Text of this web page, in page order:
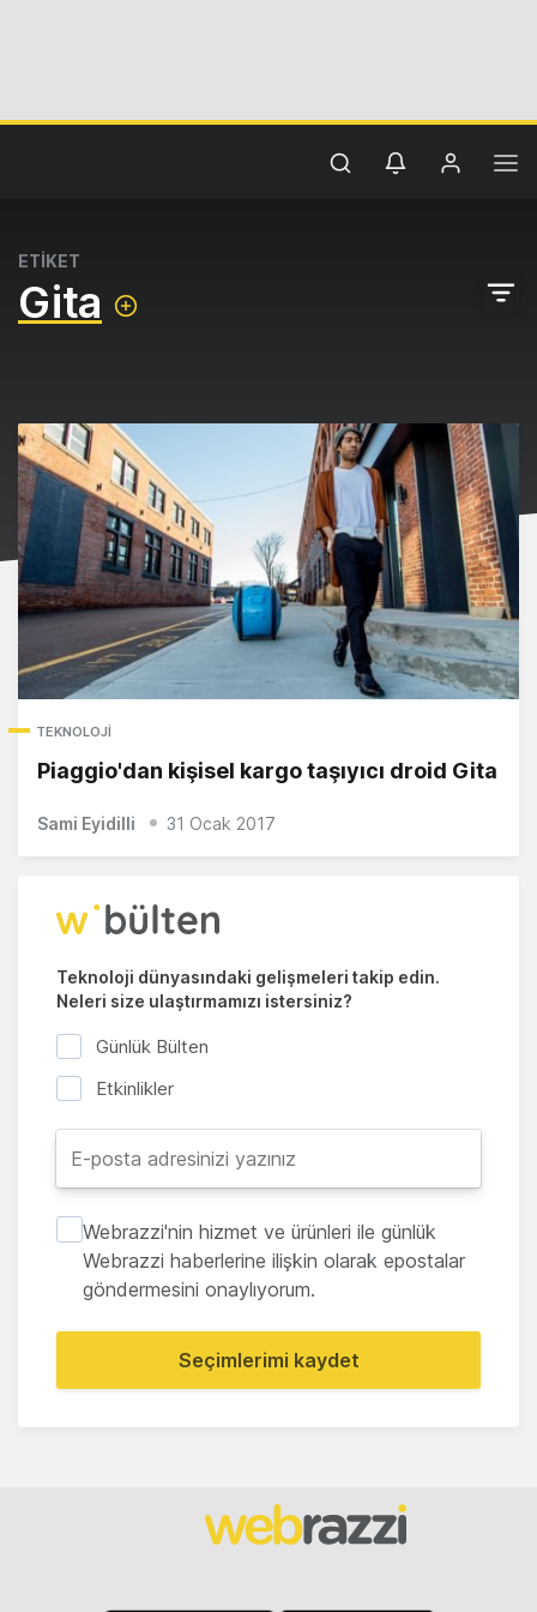
ETİKET
Gita
TEKNOLOJI
Piaggio'dan kişisel kargo taşıyıcı droid Gita
Sami Eyidilli 31 Ocak 2017
Teknoloji dünyasındaki gelişmeleri takip edin.
Neleri size ulaştırmamızı istersiniz?
Günlük Bülten
Etkinlikler
Webrazzi'nin hizmet ve ürünleri ile günlük
Webrazzi haberlerine ilişkin olarak epostalar
göndermesini onaylıyorum.
Seçimlerimi kaydet